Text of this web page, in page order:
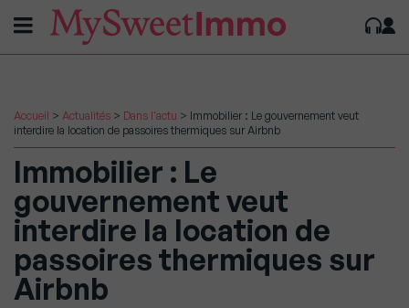
Accueil > Actualités > Dans l'actu > Immobilier : Le gouvernement veut
interdire la location de passoires thermiques sur Airbnb
Immobilier : Le
gouvernement veut
interdire la location de
passoires thermiques sur
Airbnb